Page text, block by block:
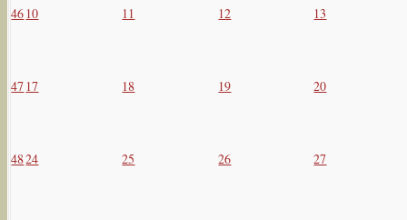
46 10 11 12 13
47 17 18 19 20
4824 25 26 27